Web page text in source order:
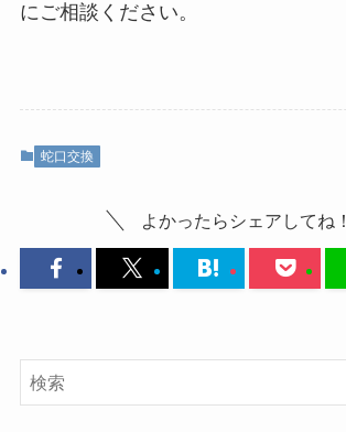
にご相談ください。
蛇口交換
よかったらシェアしてね！